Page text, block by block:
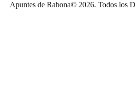
Apuntes de Rabona© 2026. Todos los